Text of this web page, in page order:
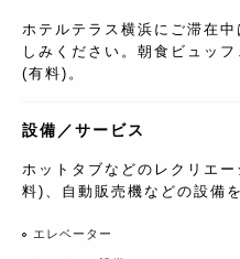
ホテルテラス横浜にご滞在
しみください。朝食ビュッ
(有料)。
設備／サービス
ホットタブなどのレクリエ
料)、自動販売機などの設備
エレベーター